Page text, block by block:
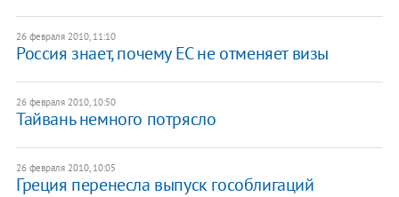
26 февраля 2010, 11:10
Россия знает, почему ЕС не отменяет визы
26 февраля 2010, 10:50
Тайвань немного потрясло
26 февраля 2010, 10:05
Греция перенесла выпуск гособлигаций